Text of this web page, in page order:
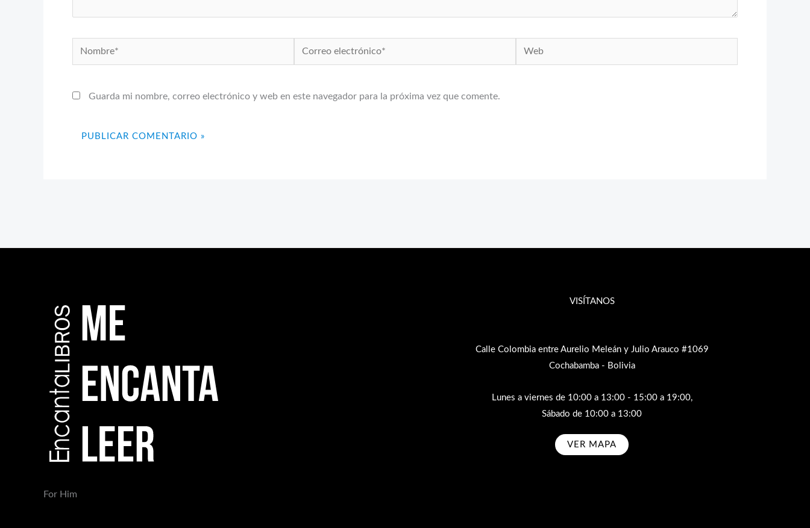
Nombre*
Correo
electrónico*
Web
Guarda mi nombre, correo electrónico y web en este navegador para la próxima vez que comente.
For Him
VISÍTANOS
Calle Colombia entre Aurelio Meleán y Julio Arauco #1069
Cochabamba - Bolivia
Lunes a viernes de 10:00 a 13:00 - 15:00 a 19:00,
Sábado de 10:00 a 13:00
VER MAPA